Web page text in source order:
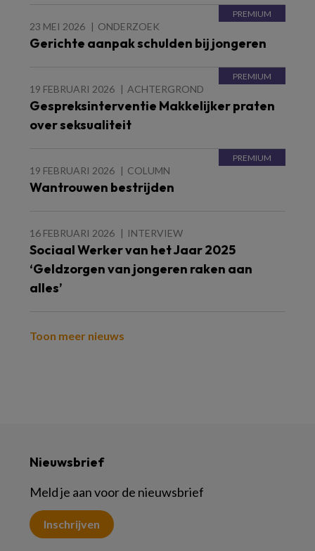
23 MEI 2026 ONDERZOEK
Gerichte aanpak schulden bij jongeren
19 FEBRUARI 2026 ACHTERGROND
Gespreksinterventie Makkelijker praten
over seksualiteit
19 FEBRUARI 2026 COLUMN
Wantrouwen bestrijden
16 FEBRUARI 2026 INTERVIEW
Sociaal Werker van het Jaar 2025
‘Geldzorgen van jongeren raken aan
alles’
Toon meer nieuws
Nieuwsbrief
Meld je aan voor de nieuwsbrief
Inschrijven